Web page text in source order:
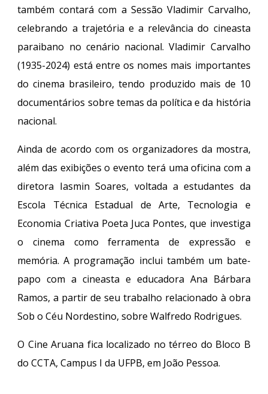
também contará com a Sessão Vladimir Carvalho,
celebrando a trajetória e a relevância do cineasta
paraibano no cenário nacional. Vladimir Carvalho
(1935-2024) está entre os nomes mais importantes
do cinema brasileiro, tendo produzido mais de 10
documentários sobre temas da política e da história
nacional.
Ainda de acordo com os organizadores da mostra,
além das exibições o evento terá uma oficina com a
diretora Iasmin Soares, voltada a estudantes da
Escola Técnica Estadual de Arte, Tecnologia e
Economia Criativa Poeta Juca Pontes, que investiga
o cinema como ferramenta de expressão e
memória. A programação inclui também um bate-
papo com a cineasta e educadora Ana Bárbara
Ramos, a partir de seu trabalho relacionado à obra
Sob o Céu Nordestino, sobre Walfredo Rodrigues.
O Cine Aruana fica localizado no térreo do Bloco B
do CCTA, Campus I da UFPB, em João Pessoa.